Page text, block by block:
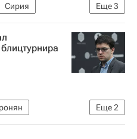
Еще3
Сирия
Война в Сирии
Еще2